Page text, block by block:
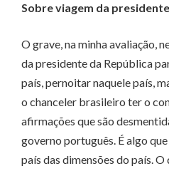
Sobre viagem da
O grave, na minha avaliação,
da presidente da República
país, pernoitar naquele país,
o chanceler brasileiro ter o
afirmações que são
governo português. É algo
país das dimensões do país.